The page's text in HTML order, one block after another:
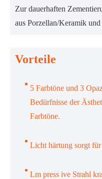
Zur dauerhaften
aus Porzellan/Keramik
Vorteile
5 Farbtöne und 3
Bedürfnisse der
Farbtöne.
Licht härtung sorgt
Lm press ive Strahl